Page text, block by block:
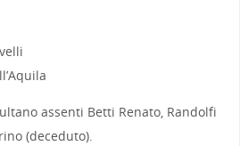
Novelli
assenti Betti Renato, Randolfi
(deceduto).